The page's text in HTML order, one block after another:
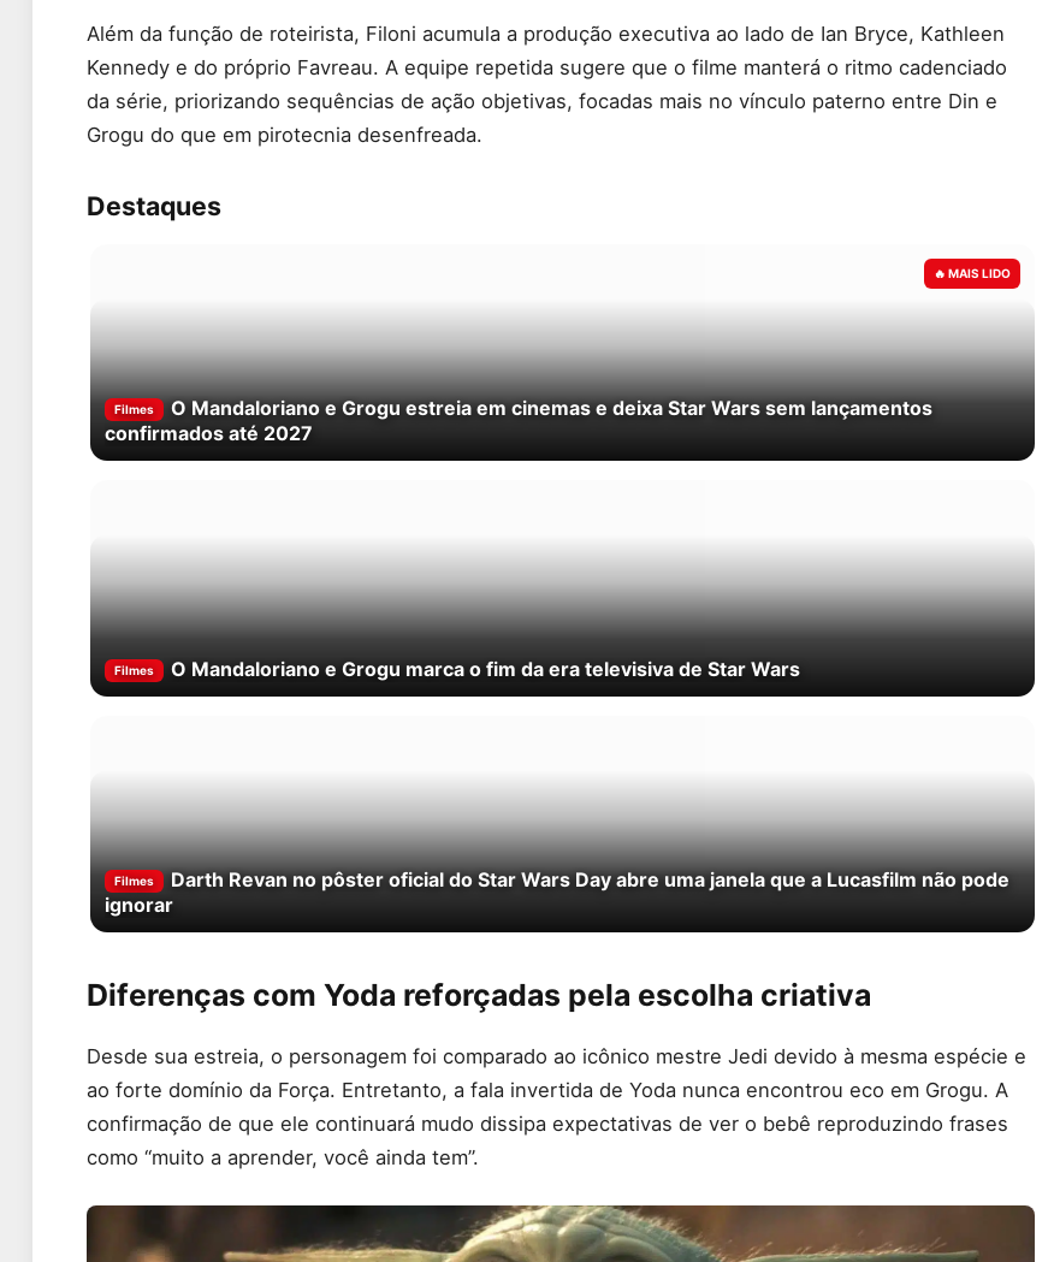
Além da função de roteirista, Filoni acumula a produção executiva ao lado de Ian Bryce, Kathleen
Kennedy e do próprio Favreau. A equipe repetida sugere que o filme manterá o ritmo cadenciado
da série, priorizando sequências de ação objetivas, focadas mais no vínculo paterno entre Din e
Grogu do que em pirotecnia desenfreada.
Destaques
Filmes
O Mandaloriano e Grogu estreia em cinemas e deixa Star Wars sem lançamentos
confirmados até 2027
Filmes O Mandaloriano e Grogu marca o fim da era televisiva de Star Wars
Filmes
Darth Revan no pôster oficial do Star Wars Day abre uma janela que a Lucasfilm não pode
ignorar
Diferenças com Yoda reforçadas pela escolha criativa
Desde sua estreia, o personagem foi comparado ao icônico mestre Jedi devido à mesma espécie e
ao forte domínio da Força. Entretanto, a fala invertida de Yoda nunca encontrou eco em Grogu. A
confirmação de que ele continuará mudo dissipa expectativas de ver o bebê reproduzindo frases
como “muito a aprender, você ainda tem”.